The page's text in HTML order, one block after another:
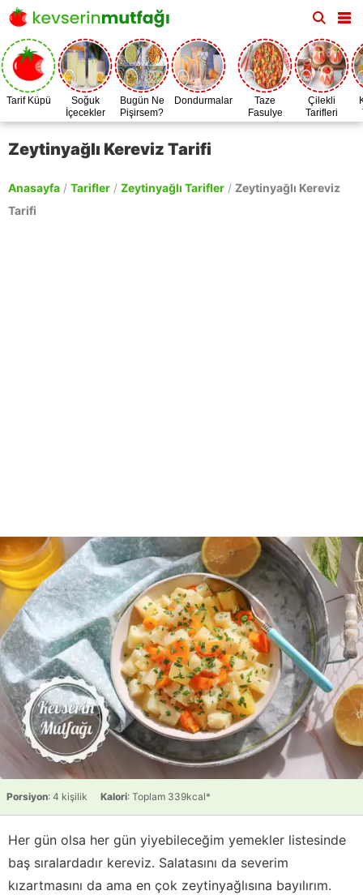
Tarif Küpü
Soğuk
İçecekler
Bugün Ne
Pişirsem?
Dondurmalar
Taze
Fasulye
Zamanı
Çilekli
Tarifleri
Zeytinyağlı Kereviz Tarifi
Anasayfa / Tarifler / Zeytinyağlı Tarifler / Zeytinyağlı Kereviz
Tarifi
Porsiyon: 4 kişilik Kalori: Toplam 339kcal*
Her gün olsa her gün yiyebileceğim yemekler listesinde
baş sıralardadır kereviz. Salatasını da severim
kızartmasını da ama en çok zeytinyağlısına bayılırım.